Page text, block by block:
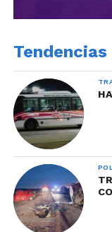
Tendencias